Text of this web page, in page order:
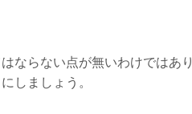
ならない点が無いわけではあ
しましょう。